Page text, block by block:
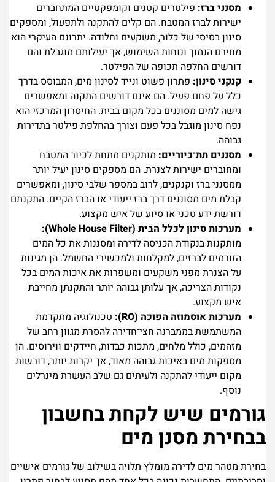
מסנני ברז: פילטרים קטנים וקומפקטיים המתחברים
ישירות לברז המטבח. הם קלים להתקנה ולתפעול, ומספקים
סינון בסיסי של כלור, משקעים וחלודה. יתרונם העיקרי הוא
מחירם הנמוך ונוחות השימוש, אך יעילותם מוגבלת והם
דורשים החלפה תכופה של הפילטר.
קנקני סינון: פתרון פשוט ונייד לסינון מים, המבוסס בדרך
כלל על פחם פעיל. הם אינם דורשים התקנה ומאפשרים
גישה למים מסוננים בכל מקום בבית. החיסרון המרכזי הוא
נפח סינון מוגבל בכל פעם וצורך בהחלפת פילטר בתדירות
גבוהה.
מסננים תת־כיוריים: מותקנים מתחת לכיור המטבח
ומחוברים ישירות לצנרת. הם מספקים סינון יעיל יותר
ממסנני ברז וקנקנים, לרוב במספר שלבי סינון, ומאפשרים
קבלת מים מסוננים דרך ברז ייעודי או הברז הקיים. התקנתם
דורשת ידע טכני או סיוע של איש מקצוע.
מערכות סינון לכלל הבית (Whole House Filter):
מותקנות בנקודת הכניסה לדירה ומסננות את כל המים
הזורמים לברזים, למקלחות ולמכשירי החשמל. הן מגינות
על הצנרת מפני משקעים ומשפרות את איכות המים בכל
נקודות הצריכה, אך עלותן גבוהה יותר והתקנתן מחייבת
איש מקצוע.
מערכות אוסמוזה הפוכה (RO):
טכנולוגיה מתקדמת
המשתמשת בממברנה חצי־חדירה להסרת מגוון רחב של
מזהמים, כולל מלחים, מתכות כבדות, חיידקים ווירוסים. הן
מספקות מים באיכות גבוהה מאוד, אך יקרות יותר, דורשות
מקום ייעודי להתקנה ולעיתים גם שלב העשרת מינרלים
נוסף.
גורמים שיש לקחת בחשבון
בבחירת מסנן מים
בחירת מטהר מים לדירה מומלץ תלויה בשילוב של גורמים אישיים